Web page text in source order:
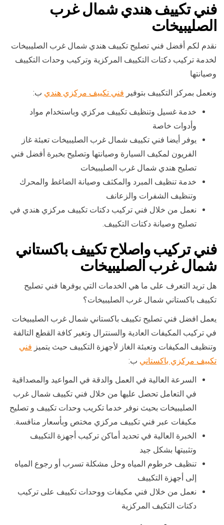
فني تكييف هندي شمال غرب
الصليبيخات
نقدم لكم أفضل فني تصليح تكييف هندي شمال غرب الصليبيخات
لخدمة تركيب دكتات التكييف المركزية وتركيب وحدات التكييف
وصيانتها
ونعمل بمركز التكييف بتوفير فني تكييف مركزي هندي ب:
خدمة غسيل وتنظيف تكييف مركزي وباستخدام مواد
وأدوات خاصة
يوفر أيضا فني تكييف شمال غرب الصليبيخات تعبئة غاز
الفريون لمكيف السيارة وصيانتها وتصليح بخبرة أفضل فني
تصليح هندي شمال غرب الصليبيخات
خدمة تنظيف المبرد والمكثف وصيانة الضاغط والمحرك
وتنظيف الشفرات والزعانف
نعمل من خلال فني تركيب دكتات تكييف مركزي هندي في
تصليح وصيانة دكتات التكييف.
فني تركيب واصلاح تكييف باكستاني
شمال غرب الصليبيخات
هل تريد التعرف على ما هي الخدمات التي يوفرها فني تصليح
تكييف باكستاني شمال غرب الصليبيخات؟
يعمل افضل فني تصليح تكييف باكستاني شمال غرب الصليبيخات
في تركيب المكيفات العادية والسنترال وتغير كافة القطع التالفة
وتنظيف المكيفات وتعبئة الغاز لأجهزة التكييف حيث يتميز فني
تكييف مركزي باكستاني ب:
السرعة العالية في العمل والدقة في المواعيد والمصداقية
في التعامل تحصل عليها من خلال فني تكييف شمال غرب
الصليبيخات بحيث نوفر خدما تكريب وحدات تكييف و تصليح
مكيفات عبر فني تكييف مركزي مختص وبأسعار منافسة.
الخبرة العالية في تحديد أماكن تركيب أجهزة التكييف
وتثبيتها بشكل جيد
تنظيف خرطوم المياه وحل مشكلة تسرب أو رجوع المياه
إلى أجهزة التكييف
نعمل من خلال فني مكيفات ووحدات تكييف على تركيب
دكتات التكيف المركزية